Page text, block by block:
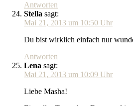
Antworten
Stella sagt:
Mai 21, 2013 um 10:50 Uhr
Du bist wirklich einfach nur
Antworten
Lena sagt:
Mai 21, 2013 um 10:09 Uhr
Liebe Masha!